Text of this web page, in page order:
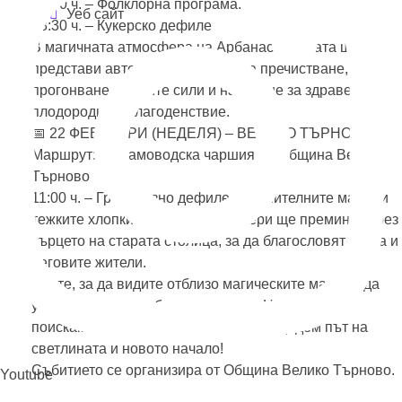
Youtube
Уеб сайт
18:00 ч. – Фолклорна програма.
18:30 ч. – Кукерско дефиле
В магичната атмосфера на Арбанаси групата ще
представи автентични ритуали за пречистване,
прогонване на злите сили и наричане за здраве,
плодородие и благоденствие.
📅 22 ФЕВРУАРИ (НЕДЕЛЯ) – ВЕЛИКО ТЪРНОВО
Маршрут: от Самоводска чаршия до Община Велико
Търново
11:00 ч. – Грандиозно дефиле. Внушителните маски и
тежките хлопки на „златните“ кукери ще преминат през
сърцето на старата столица, за да благословят града и
неговите жители.
Елате, за да видите отблизо магическите маски и да
усетите силата на българския дух. Нека заедно
поискаме прошка, изгорим лошото и дадем път на
светлината и новото начало!
Събитието се организира от Община Велико Търново.